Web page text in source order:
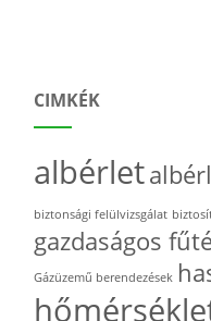
CIMKÉK
albérlet
biztonsági felülvizsgálat
gazdaságos
Gázüzemű berendezések